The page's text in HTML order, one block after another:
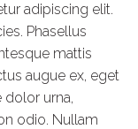
adipiscing elit.
Phasellus
mattis
augue ex, eget
dolor urna,
odio. Nullam